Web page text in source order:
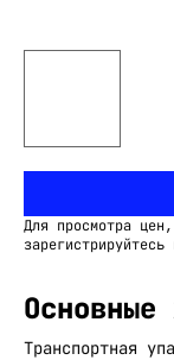
Для просмотра
Основные
Транспортная